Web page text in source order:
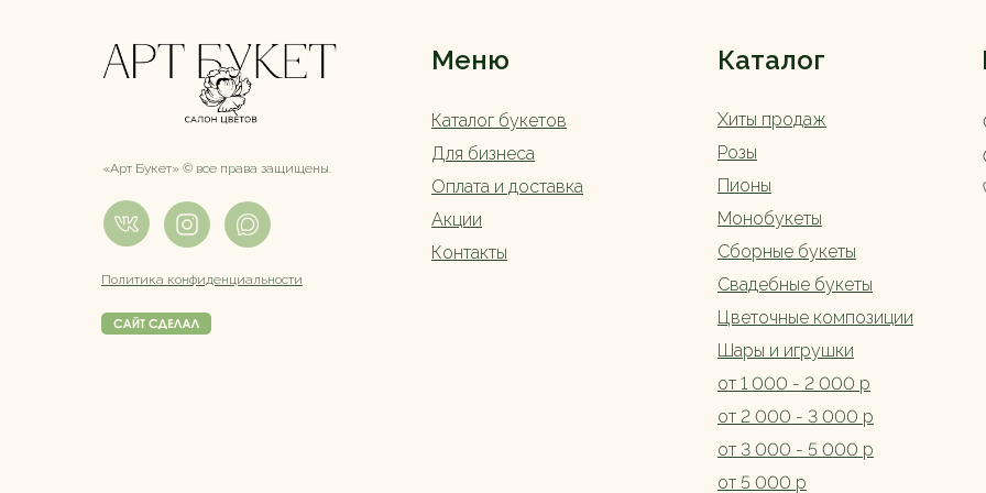
Меню Каталог
Каталог букетов
Политика конфиденциальности
Оплата и доставка
Сборные букеты
Свадебные букеты
«Арт Букет» ©️ все права защищены.
Для бизнеса
Хиты продаж
Монобукеты
Цветочные композиции
Акции
от 5 000 р
Контакты
Шары и игрушки
от 1 000 - 2 000 р
от 2 000 - 3 000 р
от 3 000 - 5 000 р
Розы
Пионы